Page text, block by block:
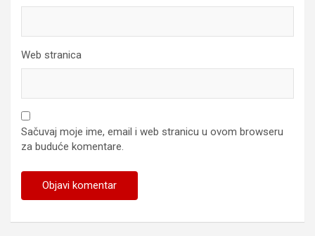
Web stranica
Sačuvaj moje ime, email i web stranicu u ovom browseru
za buduće komentare.